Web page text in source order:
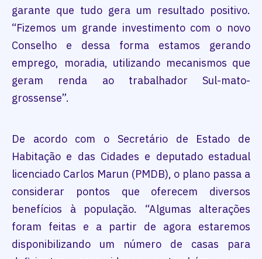
garante que tudo gera um resultado positivo.
“Fizemos um grande investimento com o novo
Conselho e dessa forma estamos gerando
emprego, moradia, utilizando mecanismos que
geram renda ao trabalhador Sul-mato-
grossense”.
De acordo com o Secretário de Estado de
Habitação e das Cidades e deputado estadual
licenciado Carlos Marun (PMDB), o plano passa a
considerar pontos que oferecem diversos
benefícios à população. “Algumas alterações
foram feitas e a partir de agora estaremos
disponibilizando um número de casas para